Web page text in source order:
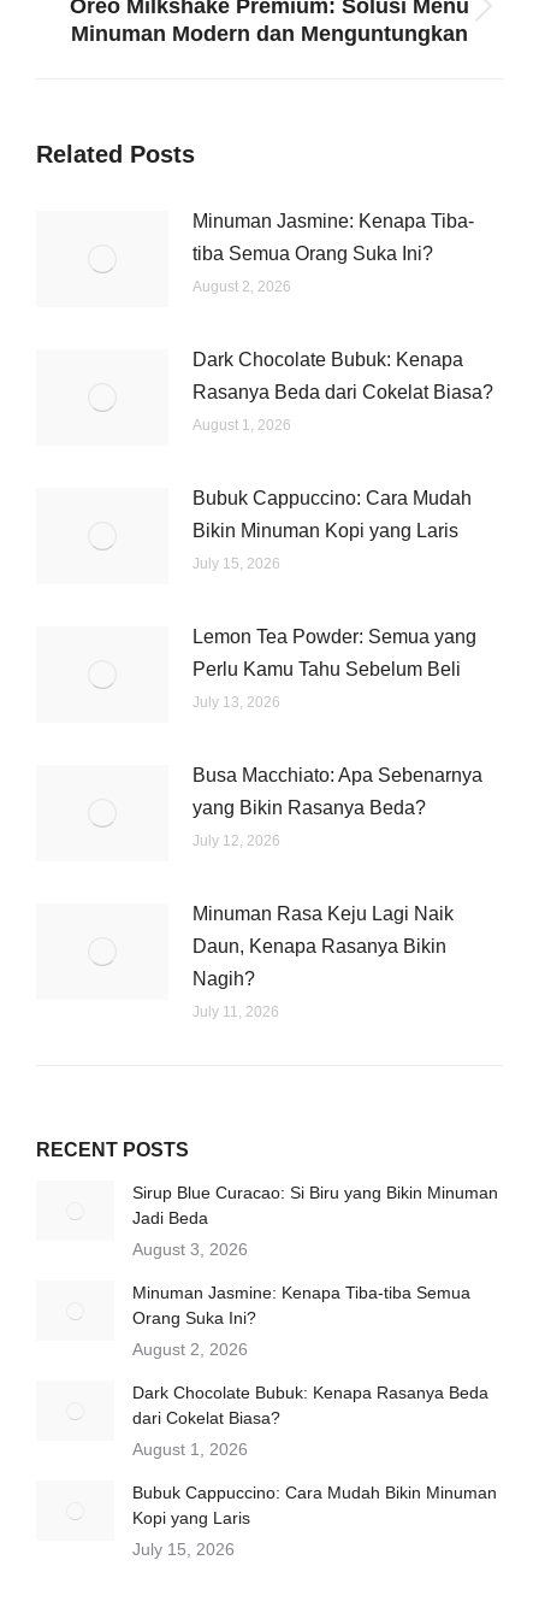
Next
Oreo Milkshake Premium: Solusi Menu
Minuman Modern dan Menguntungkan
Related Posts
Minuman Jasmine: Kenapa Tiba-
tiba Semua Orang Suka Ini?
August 2, 2026
Dark Chocolate Bubuk: Kenapa
Rasanya Beda dari Cokelat Biasa?
August 1, 2026
Bubuk Cappuccino: Cara Mudah
Bikin Minuman Kopi yang Laris
July 15, 2026
Lemon Tea Powder: Semua yang
Perlu Kamu Tahu Sebelum Beli
July 13, 2026
Busa Macchiato: Apa Sebenarnya
yang Bikin Rasanya Beda?
July 12, 2026
Minuman Rasa Keju Lagi Naik
Daun, Kenapa Rasanya Bikin
Nagih?
July 11, 2026
RECENT POSTS
Sirup Blue Curacao: Si Biru yang Bikin Minuman
Jadi Beda
August 3, 2026
Minuman Jasmine: Kenapa Tiba-tiba Semua
Orang Suka Ini?
August 2, 2026
Dark Chocolate Bubuk: Kenapa Rasanya Beda
dari Cokelat Biasa?
August 1, 2026
Bubuk Cappuccino: Cara Mudah Bikin Minuman
Kopi yang Laris
July 15, 2026